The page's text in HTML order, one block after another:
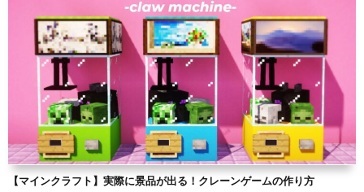
【マインクラフト】実際に景品が出る！クレーンゲームの作り方